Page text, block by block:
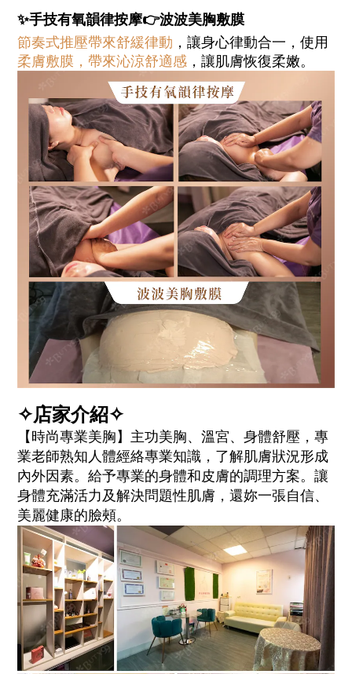
✨手技有氧韻律按摩👉波波美胸敷膜
節奏式推壓帶來舒緩律動 ，讓身心律動合一，使用
柔膚敷膜，帶來沁涼舒適感 ，讓肌膚恢復柔嫩。
✧店家介紹✧
【時尚專業美胸】 主功美胸、溫宮、身體舒壓，專
業老師熟知人體經絡專業知識，了解肌膚狀況形成
內外因素。給予專業的身體和皮膚的調理方案。讓
身體充滿活力及解決問題性肌膚，還妳一張自信、
美麗健康的臉頰。